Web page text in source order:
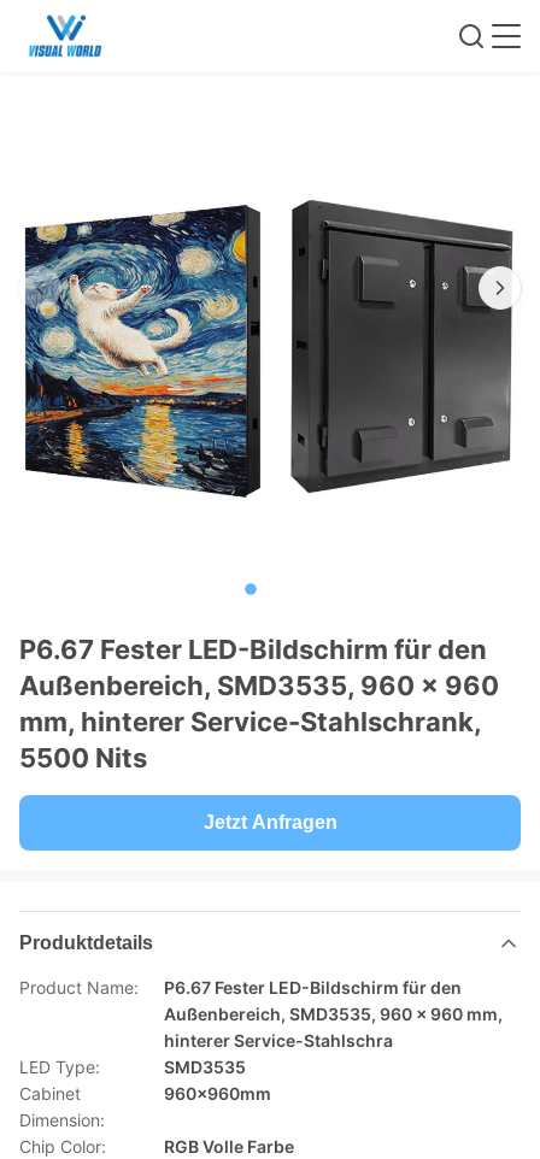
P6.67 Fester LED-Bildschirm für den
Außenbereich, SMD3535, 960 x 960
mm, hinterer Service-Stahlschrank,
5500 Nits
Jetzt Anfragen
Produktdetails
Product Name:
P6.67 Fester LED-Bildschirm für den
Außenbereich, SMD3535, 960 x 960 mm,
hinterer Service-Stahlschra
LED Type:
SMD3535
Cabinet
Dimension:
960x960mm
Chip Color:
RGB Volle Farbe